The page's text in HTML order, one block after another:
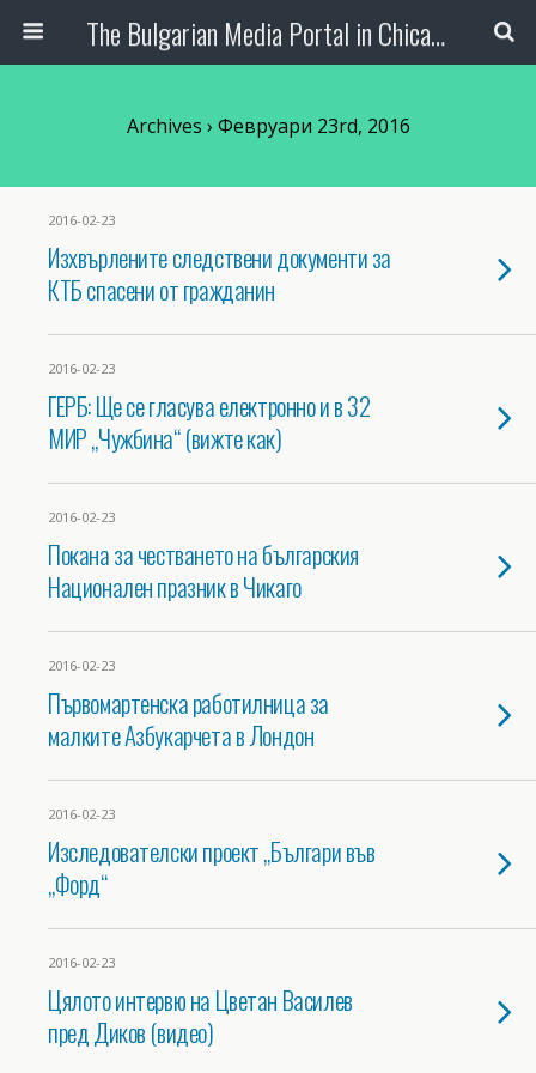
The Bulgarian Media Portal in Chicago
Archives › Февруари 23rd, 2016
2016-02-23
Изхвърлените следствени документи за
КТБ спасени от гражданин
2016-02-23
ГЕРБ: Ще се гласува електронно и в 32
МИР „Чужбина“ (вижте как)
2016-02-23
Покана за честването на българския
Национален празник в Чикаго
2016-02-23
Първомартенска работилница за
малките Азбукарчета в Лондон
2016-02-23
Изследователски проект „Българи във
„Форд“
2016-02-23
Цялото интервю на Цветан Василев
пред Диков (видео)